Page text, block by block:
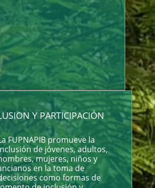
Y PARTICIPACIÓN
FUPNAPIB promueve la
de jóvenes, adultos,
mujeres, niños y
en la toma de
como formas de